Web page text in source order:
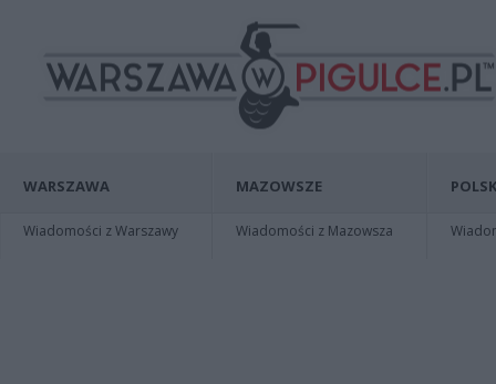
WARSZAWA
Wiadomości z Warszawy
MAZOWSZE
Wiadomości z Mazowsza